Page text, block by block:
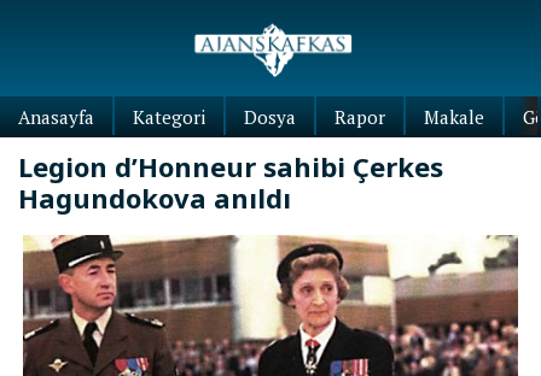
Anasayfa Kategori Dosya Rapor Makale
Legion d’Honneur sahibi Çerkes
Hagundokova anıldı